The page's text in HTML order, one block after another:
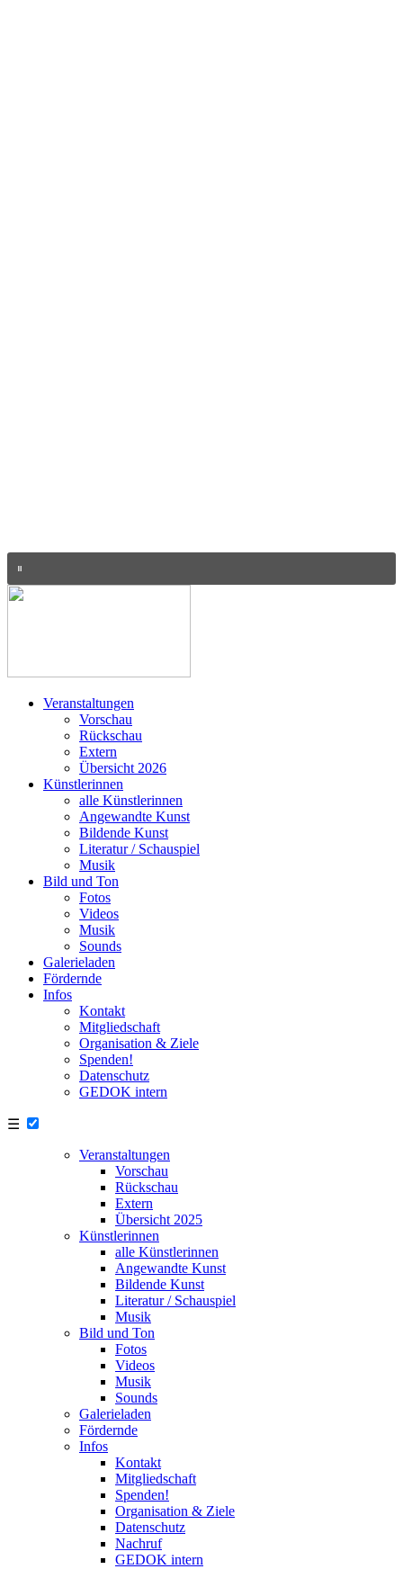
Veranstaltungen
Vorschau
Rückschau
Extern
Übersicht 2026
Künstlerinnen
alle Künstlerinnen
Angewandte Kunst
Bildende Kunst
Literatur / Schauspiel
Musik
Bild und Ton
Fotos
Videos
Musik
Sounds
Galerieladen
Fördernde
Infos
Kontakt
Mitgliedschaft
Organisation & Ziele
Spenden!
Datenschutz
GEDOK intern
☰
Veranstaltungen
Vorschau
Rückschau
Extern
Übersicht 2025
Künstlerinnen
alle Künstlerinnen
Angewandte Kunst
Bildende Kunst
Literatur / Schauspiel
Musik
Bild und Ton
Fotos
Videos
Musik
Sounds
Galerieladen
Fördernde
Infos
Kontakt
Mitgliedschaft
Spenden!
Organisation & Ziele
Datenschutz
Nachruf
GEDOK intern